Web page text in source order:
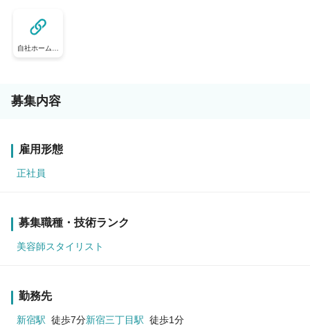
自社ホームペ
ージ
募集内容
雇用形態
正社員
募集職種・技術ランク
美容師スタイリスト
勤務先
新宿駅 徒歩7分新宿三丁目駅 徒歩1分